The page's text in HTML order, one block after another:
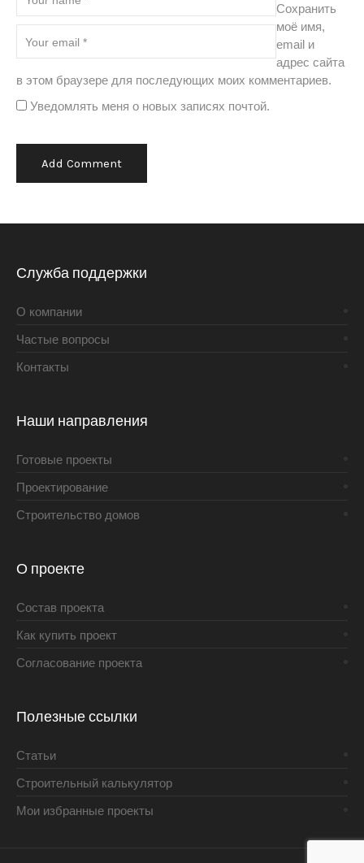
Сохранить
моё имя,
email и
адрес сайта
в этом браузере для последующих моих комментариев.
Уведомлять меня о новых записях почтой.
Служба поддержки
О компании
Частые вопросы
Контакты
Наши направления
Готовые проекты
Проектирование
Строительство домов
О проекте
Состав проекта
Как купить проект
Согласование проекта
Полезные ссылки
Статьи
Строительный калькулятор
Мои избранные проекты